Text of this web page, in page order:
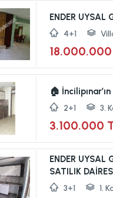
ENDER UYSAL
4+1
🏠
2+1 3.
3.100.000
ENDER UYSAL
SATILIK
3+1 1.